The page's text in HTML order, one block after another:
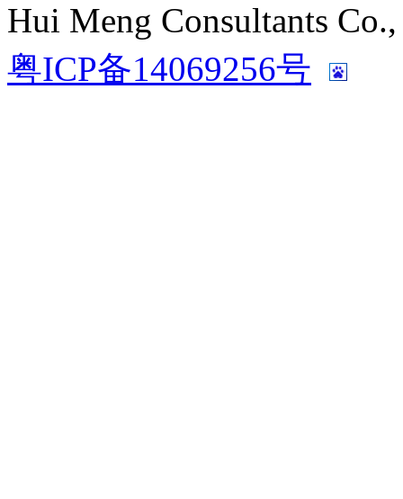
Hui Meng Consultants
粤ICP备14069256号